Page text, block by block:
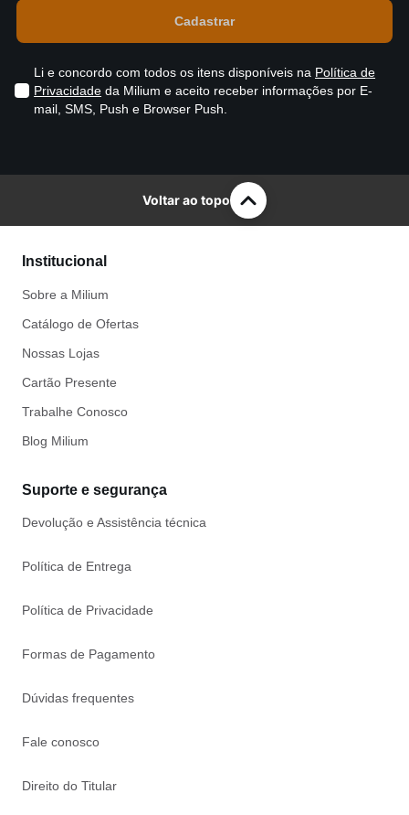
Li e concordo com todos os itens disponíveis na Política de
Privacidade da Milium e aceito receber informações por E-
mail, SMS, Push e Browser Push.
Voltar ao topo
Institucional
Sobre a Milium
Catálogo de Ofertas
Nossas Lojas
Cartão Presente
Trabalhe Conosco
Blog Milium
Suporte e segurança
Devolução e Assistência técnica
Política de Entrega
Política de Privacidade
Formas de Pagamento
Dúvidas frequentes
Fale conosco
Direito do Titular